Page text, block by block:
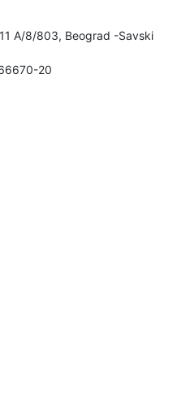
A/8/803, Beograd -Savski
20